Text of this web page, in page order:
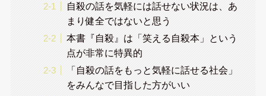
自殺の話を気軽には話せない状況は、あ
まり健全ではないと思う
本書『自殺』は「笑える自殺本」という
点が非常に特異的
「自殺の話をもっと気軽に話せる社会」
をみんなで目指した方がいい